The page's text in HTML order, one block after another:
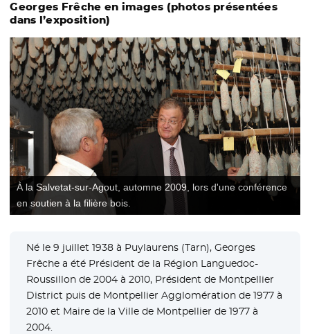
Georges Frêche en images (photos présentées
dans l’exposition)
À la Salvetat-sur-Agout, automne 2009, lors d'une conférence
en soutien à la filière bois.
Né le 9 juillet 1938 à Puylaurens (Tarn), Georges
Frêche a été Président de la Région Languedoc-
Roussillon de 2004 à 2010, Président de Montpellier
District puis de Montpellier Agglomération de 1977 à
2010 et Maire de la Ville de Montpellier de 1977 à
2004.